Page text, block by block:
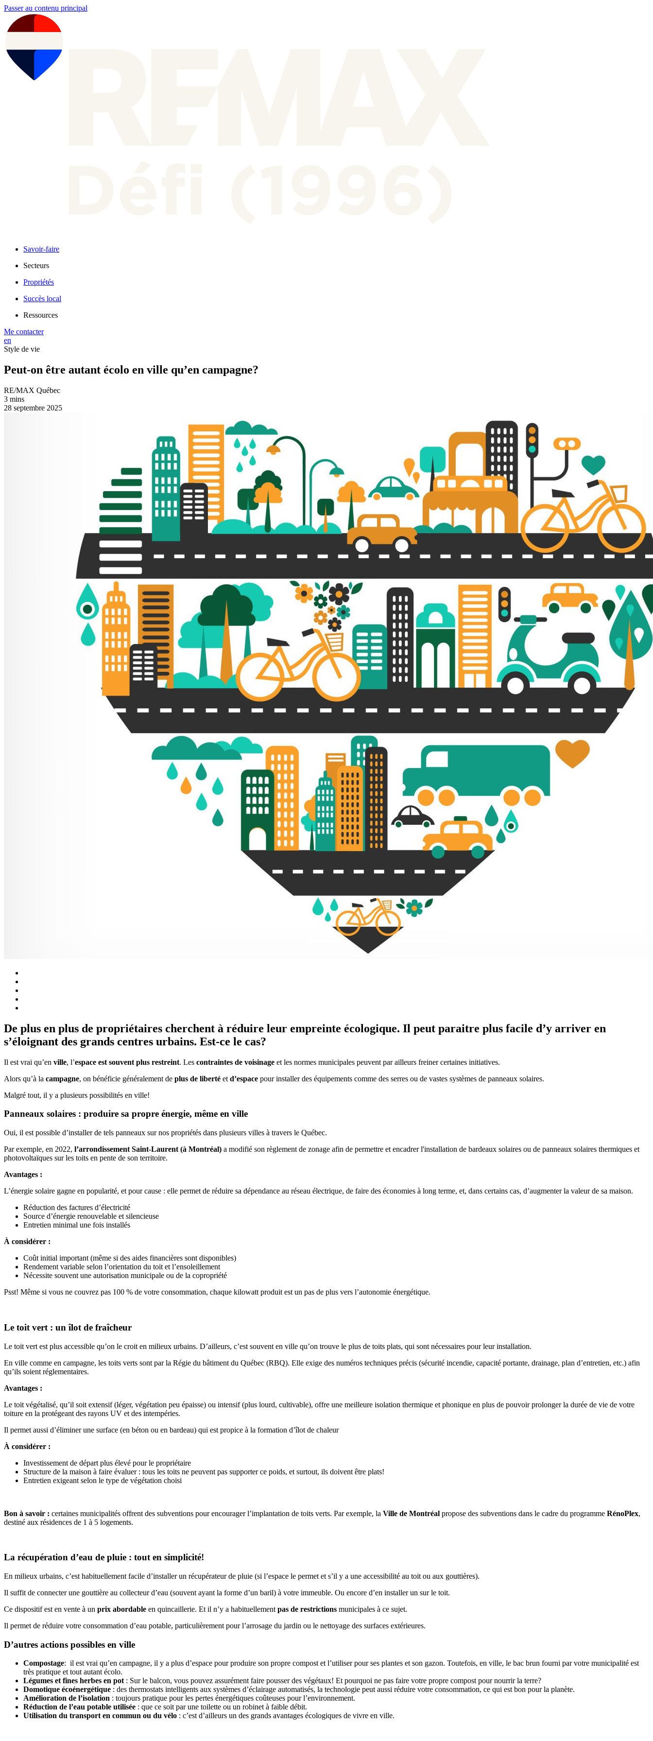
Passer au contenu principal
Savoir-faire
Secteurs
Propriétés
Succès local
Ressources
Me contacter
en
Style de vie
Peut-on être autant écolo en ville qu’en campagne?
RE/MAX Québec
3 mins
28 septembre 2025
De plus en plus de propriétaires cherchent à réduire leur empreinte écologique. Il peut paraitre plus facile d’y arriver en
s’éloignant des grands centres urbains. Est-ce le cas?
Il est vrai qu’en ville, l’espace est souvent plus restreint. Les contraintes de voisinage et les normes municipales peuvent par ailleurs freiner certaines initiatives.
Alors qu’à la campagne, on bénéficie généralement de plus de liberté et d’espace pour installer des équipements comme des serres ou de vastes systèmes de panneaux solaires.
Malgré tout, il y a plusieurs possibilités en ville!
Panneaux solaires : produire sa propre énergie, même en ville
Oui, il est possible d’installer de tels panneaux sur nos propriétés dans plusieurs villes à travers le Québec.
Par exemple, en 2022, l’arrondissement Saint-Laurent (à Montréal) a modifié son règlement de zonage afin de permettre et encadrer l'installation de bardeaux solaires ou de panneaux solaires thermiques et
photovoltaïques sur les toits en pente de son territoire.
Avantages :
L’énergie solaire gagne en popularité, et pour cause : elle permet de réduire sa dépendance au réseau électrique, de faire des économies à long terme, et, dans certains cas, d’augmenter la valeur de sa maison.
Réduction des factures d’électricité
Source d’énergie renouvelable et silencieuse
Entretien minimal une fois installés
À considérer :
Coût initial important (même si des aides financières sont disponibles)
Rendement variable selon l’orientation du toit et l’ensoleillement
Nécessite souvent une autorisation municipale ou de la copropriété
Psst! Même si vous ne couvrez pas 100 % de votre consommation, chaque kilowatt produit est un pas de plus vers l’autonomie énergétique.
Le toit vert : un îlot de fraîcheur
Le toit vert est plus accessible qu’on le croit en milieux urbains. D’ailleurs, c’est souvent en ville qu’on trouve le plus de toits plats, qui sont nécessaires pour leur installation.
En ville comme en campagne, les toits verts sont par la Régie du bâtiment du Québec (RBQ). Elle exige des numéros techniques précis (sécurité incendie, capacité portante, drainage, plan d’entretien, etc.) afin
qu’ils soient réglementaires.
Avantages :
Le toit végétalisé, qu’il soit extensif (léger, végétation peu épaisse) ou intensif (plus lourd, cultivable), offre une meilleure isolation thermique et phonique en plus de pouvoir prolonger la durée de vie de votre
toiture en la protégeant des rayons UV et des intempéries.
Il permet aussi d’éliminer une surface (en béton ou en bardeau) qui est propice à la formation d’îlot de chaleur
À considérer :
Investissement de départ plus élevé pour le propriétaire
Structure de la maison à faire évaluer : tous les toits ne peuvent pas supporter ce poids, et surtout, ils doivent être plats!
Entretien exigeant selon le type de végétation choisi
Bon à savoir : certaines municipalités offrent des subventions pour encourager l’implantation de toits verts. Par exemple, la Ville de Montréal propose des subventions dans le cadre du programme RénoPlex,
destiné aux résidences de 1 à 5 logements.
La récupération d’eau de pluie : tout en simplicité!
En milieux urbains, c’est habituellement facile d’installer un récupérateur de pluie (si l’espace le permet et s’il y a une accessibilité au toit ou aux gouttières).
Il suffit de connecter une gouttière au collecteur d’eau (souvent ayant la forme d’un baril) à votre immeuble. Ou encore d’en installer un sur le toit.
Ce dispositif est en vente à un prix abordable en quincaillerie. Et il n’y a habituellement pas de restrictions municipales à ce sujet.
Il permet de réduire votre consommation d’eau potable, particulièrement pour l’arrosage du jardin ou le nettoyage des surfaces extérieures.
D’autres actions possibles en ville
Compostage: il est vrai qu’en campagne, il y a plus d’espace pour produire son propre compost et l’utiliser pour ses plantes et son gazon. Toutefois, en ville, le bac brun fourni par votre municipalité est
très pratique et tout autant écolo.
Légumes et fines herbes en pot : Sur le balcon, vous pouvez assurément faire pousser des végétaux! Et pourquoi ne pas faire votre propre compost pour nourrir la terre?
Domotique écoénergétique : des thermostats intelligents aux systèmes d’éclairage automatisés, la technologie peut aussi réduire votre consommation, ce qui est bon pour la planète.
Amélioration de l’isolation : toujours pratique pour les pertes énergétiques coûteuses pour l’environnement.
Réduction de l’eau potable utilisée : que ce soit par une toilette ou un robinet à faible débit.
Utilisation du transport en commun ou du vélo : c’est d’ailleurs un des grands avantages écologiques de vivre en ville.